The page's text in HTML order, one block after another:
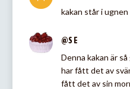
kakan står i
@S E
Denna kakan är
har fått det av
fått det av sin